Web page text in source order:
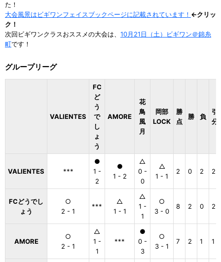
た！
大会風景はビギワンフェイスブックページに記載されています！ ←クリッ
ク！
次回ビギワンクラスおススメの大会は、 10月21日（土）ビギワン＠錦糸
町です！
グループリーグ
VALIENTES
FC
ど
う
で
し
ょ
う
AMORE
花
鳥
風
月
岡部
LOCK
勝
点
勝 負
引
分
VALIENTES ***
●
1 -
2
●
1 - 2
△
0 -
0
△
1 - 1
2 0 2 2
FCどうでし
ょう
○
2 - 1
***
△
1 - 1
△
1 -
1
○
3 - 0
8 2 0 2
AMORE
○
2 - 1
△
1 -
1
***
●
0 -
3
○
3 - 1
7 2 1 1